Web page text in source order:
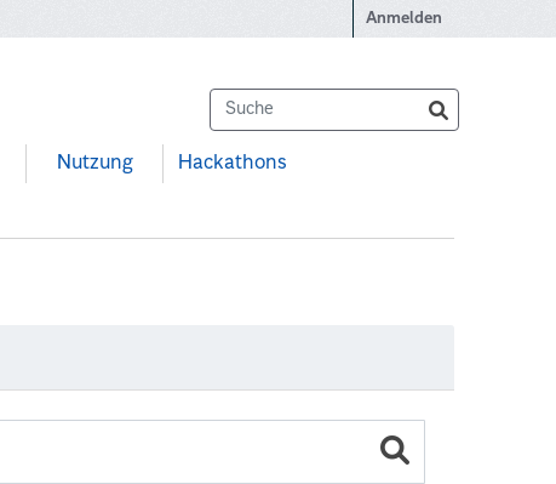
Anmelden
Nutzung Hackathons